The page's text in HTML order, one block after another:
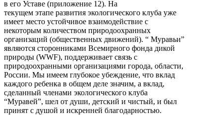
в его Уставе (приложение 12). На
текущем этапе развития экологического клуба уже
имеет место устойчивое взаимодействие с
некоторым количеством природоохранных
организаций (общественных движений). “ Муравьи”
являются сторонниками Всемирного фонда дикой
природы (WWF), поддерживает связь с
природоохранными организациями города, области,
России. Мы имеем глубокое убеждение, что вклад
каждого ребенка в общем деле значим, а вклад,
сделанный членами экологического клуба
“Муравей”, шел от души, детский и чистый, и был
принят с душой и искренней благодарностью.